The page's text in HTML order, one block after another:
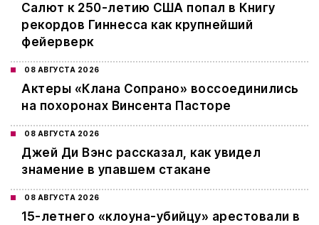
Салют к 250-летию США попал в Книгу
рекордов Гиннесса как крупнейший
фейерверк
08 АВГУСТА 2026
Актеры «Клана Сопрано» воссоединились
на похоронах Винсента Пасторе
08 АВГУСТА 2026
Джей Ди Вэнс рассказал, как увидел
знамение в упавшем стакане
08 АВГУСТА 2026
15-летнего «клоуна-убийцу» арестовали в